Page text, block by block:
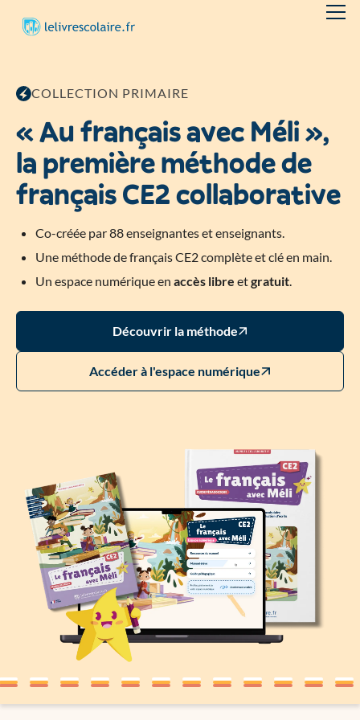
COLLECTION PRIMAIRE
« Au français avec Méli »,
la première méthode de
français CE2 collaborative
Co-créée par 88 enseignantes et enseignants.
Une méthode de français CE2 complète et clé en main.
Un espace numérique en accès libre etgratuit.
Découvrir la méthode
Accéder à l'espace numérique